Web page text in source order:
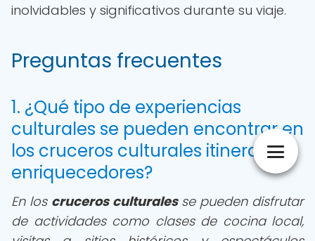
inolvidables y significativos durante su viaje.
Preguntas frecuentes
1. ¿Qué tipo de experiencias
culturales se pueden encontrar en
los cruceros culturales itinerarios
enriquecedores?
En los cruceros culturalesse pueden disfrutar
de actividades como clases de cocina local,